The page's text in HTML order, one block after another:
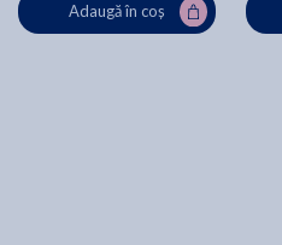
Adaugă în coș